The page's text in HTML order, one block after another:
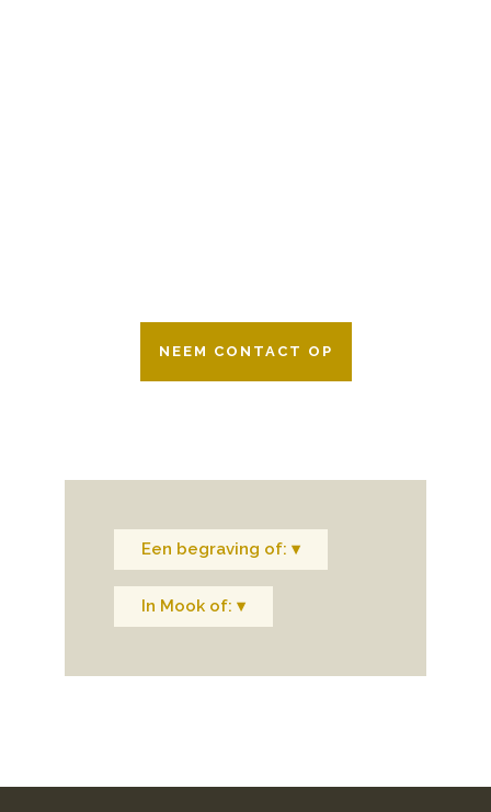
NEEM CONTACT OP
Een begraving of: ▾
In Mook of: ▾